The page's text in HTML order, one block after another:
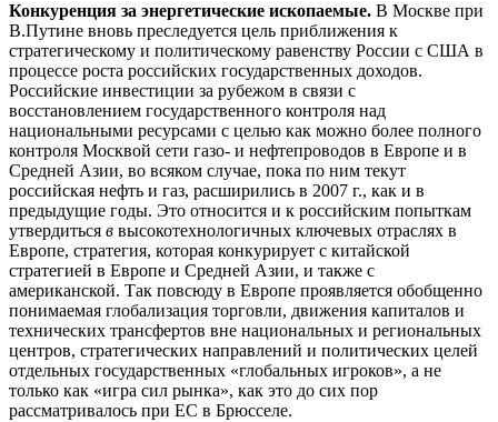
Конкуренция за энергетические ископаемые. В Москве при
В.Путине вновь преследуется цель приближения к
стратегическому и политическому равенству России с США в
процессе роста российских государственных доходов.
Российские инвестиции за рубежом в связи с
восстановлением государственного контроля над
национальными ресурсами с целью как можно более полного
контроля Москвой сети газо- и нефтепроводов в Европе и в
Средней Азии, во всяком случае, пока по ним текут
российская нефть и газ, расширились в 2007 г., как и в
предыдущие годы. Это относится и к российским попыткам
утвердиться в высокотехнологичных ключевых отраслях в
Европе, стратегия, которая конкурирует с китайской
стратегией в Европе и Средней Азии, и также с
американской. Так повсюду в Европе проявляется обобщенно
понимаемая глобализация торговли, движения капиталов и
технических трансфертов вне национальных и региональных
центров, стратегических направлений и политических целей
отдельных государственных «глобальных игроков», а не
только как «игра сил рынка», как это до сих пор
рассматривалось при ЕС в Брюсселе.